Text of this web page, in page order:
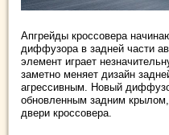
Апгрейды кроссовера
диффузора в задней части
элемент играет
заметно меняет дизайн
агрессивным. Новый
обновленным задним
двери кроссовера.